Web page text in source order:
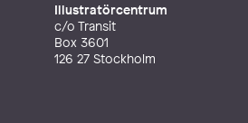
Illustratörcentrum
c/o Transit
Box 3601
126 27 Stockholm